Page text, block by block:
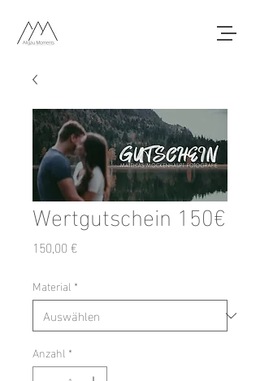
Wertgutschein 150€
150,00 €Preis
Material *
Anzahl *